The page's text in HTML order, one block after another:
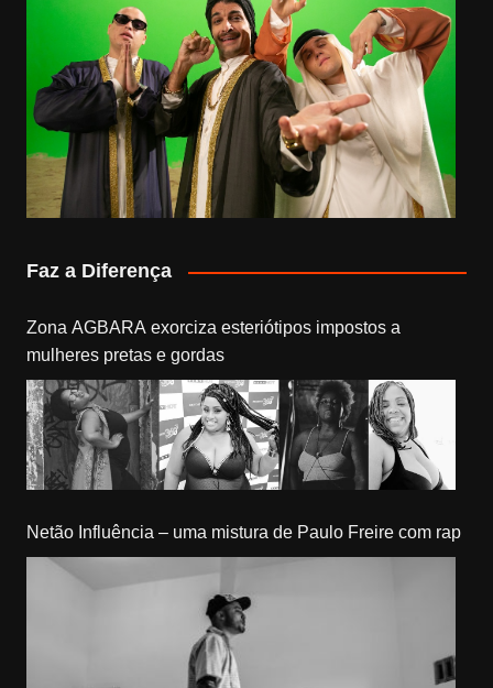
Faz a Diferença
Zona AGBARA exorciza esteriótipos impostos a
mulheres pretas e gordas
Netão Influência – uma mistura de Paulo Freire com rap